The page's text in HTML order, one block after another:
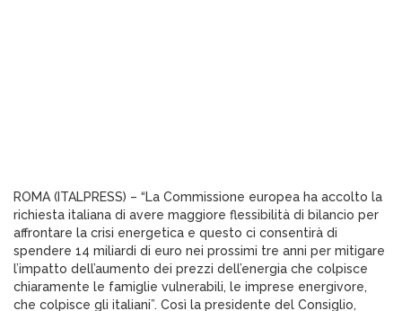
ROMA (ITALPRESS) – “La Commissione europea ha accolto la
richiesta italiana di avere maggiore flessibilità di bilancio per
affrontare la crisi energetica e questo ci consentirà di
spendere 14 miliardi di euro nei prossimi tre anni per mitigare
l’impatto dell’aumento dei prezzi dell’energia che colpisce
chiaramente le famiglie vulnerabili, le imprese energivore,
che colpisce gli italiani”. Così la presidente del Consiglio,